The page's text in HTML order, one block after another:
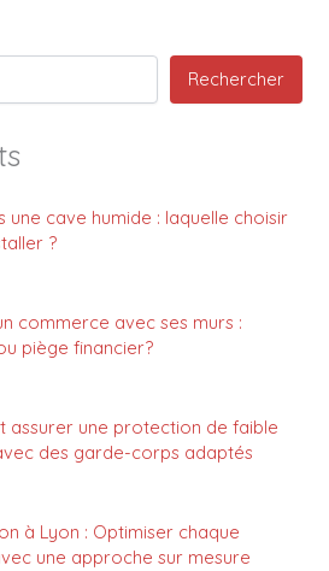
Rechercher
une cave humide : laquelle choisir
?
commerce avec ses murs :
piège financier?
assurer une protection de faible
des garde-corps adaptés
à Lyon : Optimiser chaque
une approche sur mesure